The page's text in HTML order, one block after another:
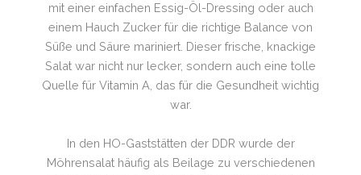
mit einer einfachen Essig-Öl-Dressing oder auch
einem Hauch Zucker für die richtige Balance von
Süße und Säure mariniert. Dieser frische, knackige
Salat war nicht nur lecker, sondern auch eine tolle
Quelle für Vitamin A, das für die Gesundheit wichtig
war.
In den HO-Gaststätten der DDR wurde der
Möhrensalat häufig als Beilage zu verschiedenen